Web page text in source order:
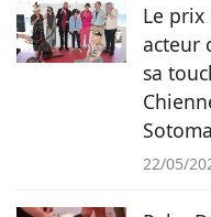
Le
acteur
sa
22/05/